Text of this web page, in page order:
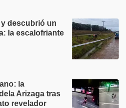
y descubrió un
la escalofriante
la
Arizaga tras
revelador